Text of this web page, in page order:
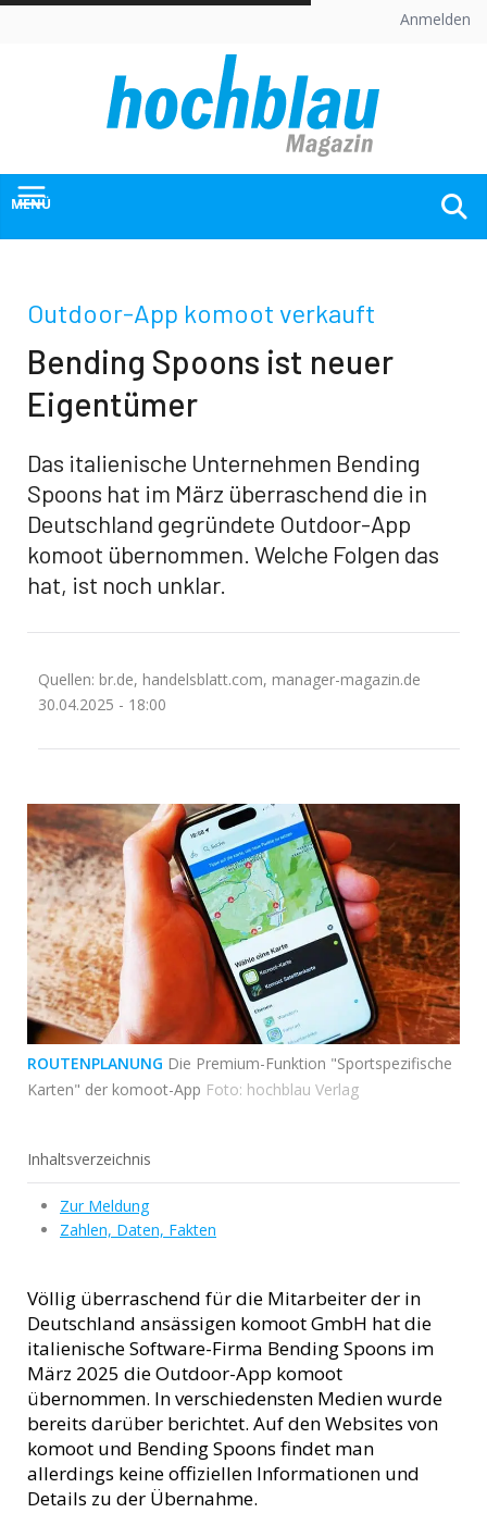
Skip
Anmelden
MENÜ
Outdoor-App komoot verkauft
Bending Spoons ist neuer
Eigentümer
Das italienische Unternehmen Bending
Spoons hat im März überraschend die in
Deutschland gegründete Outdoor-App
komoot übernommen. Welche Folgen das
hat, ist noch unklar.
Quellen: br.de, handelsblatt.com, manager-magazin.de
30.04.2025 - 18:00
ROUTENPLANUNG Die Premium-Funktion "Sportspezifische
Karten" der komoot-App Foto: hochblau Verlag
Inhaltsverzeichnis
Zur Meldung
Zahlen, Daten, Fakten
Völlig überraschend für die Mitarbeiter der in
Deutschland ansässigen komoot GmbH hat die
italienische Software-Firma Bending Spoons im
März 2025 die Outdoor-App komoot
übernommen. In verschiedensten Medien wurde
bereits darüber berichtet. Auf den Websites von
komoot und Bending Spoons findet man
allerdings keine offiziellen Informationen und
Details zu der Übernahme.